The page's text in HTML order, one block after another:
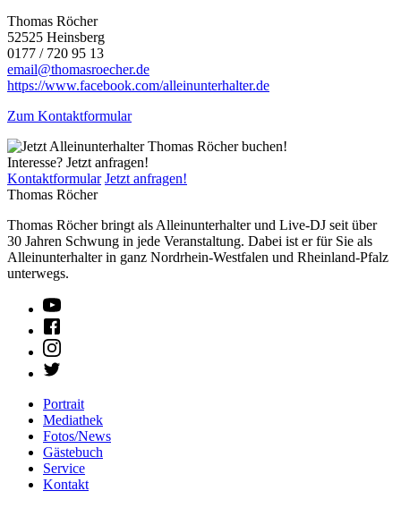
Thomas Röcher
52525 Heinsberg
0177 / 720 95 13
email@thomasroecher.de
https://www.facebook.com/alleinunterhalter.de
Zum Kontaktformular
Interesse? Jetzt anfragen!
Kontaktformular Jetzt anfragen!
Thomas Röcher
Thomas Röcher bringt als Alleinunterhalter und Live-DJ seit über
30 Jahren Schwung in jede Veranstaltung. Dabei ist er für Sie als
Alleinunterhalter in ganz Nordrhein-Westfalen und Rheinland-Pfalz
unterwegs.
Portrait
Mediathek
Fotos/News
Gästebuch
Service
Kontakt